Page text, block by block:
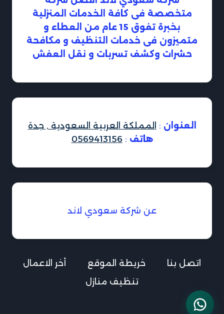
متخصصة فى كافة الخدمات المنزلية
بخبرة تفوق 15 عام من العطاء و
متميزون فى خدمات التنظيف و مكافحة
حشرات وكشف تسربات و نقل العفش
العنوان : المملكة العربية السعودية , جدة
هاتف :
0569413156
عن شركة سعودي لاند
اتصل بنا خريطة الموقع
أخر الاعمال
تنظيف منازل